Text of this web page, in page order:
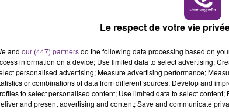
Le respect de votre vie
and our (447) partnersdo the following data processing based on
information on a device; Use limited data to select advertising;
personalised advertising; Measure advertising performance;
or combinations of data from different sources; Develop and
to select personalised content; Use limited data to select
and present advertising and content; Save and communicate